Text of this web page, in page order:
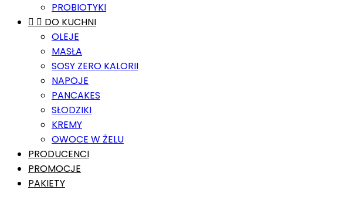
PROBIOTYKI
  DO KUCHNI
OLEJE
MASŁA
SOSY ZERO KALORII
NAPOJE
PANCAKES
SŁODZIKI
KREMY
OWOCE W ŻELU
PRODUCENCI
PROMOCJE
PAKIETY